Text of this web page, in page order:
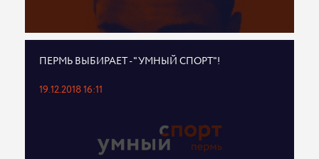
ПЕРМЬ ВЫБИРАЕТ - "УМНЫЙ СПОРТ"!
19.12.2018 16:11